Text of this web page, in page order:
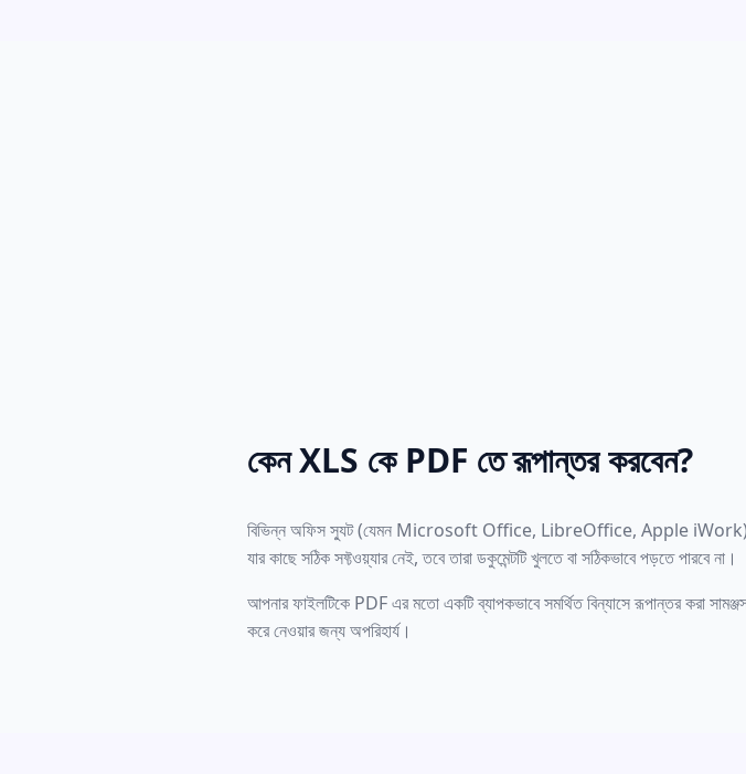
কেন XLS কে PDF তে রূপান্তর করবেন?
বিভিন্ন অফিস স্যুট (যেমন Microsoft Office, LibreOffice, Apple iWork)
যার কাছে সঠিক সফ্টওয়্যার নেই, তবে তারা ডকুমেন্টটি খুলতে বা সঠিকভাবে পড়তে পারবে না।
আপনার ফাইলটিকে PDF এর মতো একটি ব্যাপকভাবে সমর্থিত বিন্যাসে রূপান্তর করা
করে নেওয়ার জন্য অপরিহার্য।